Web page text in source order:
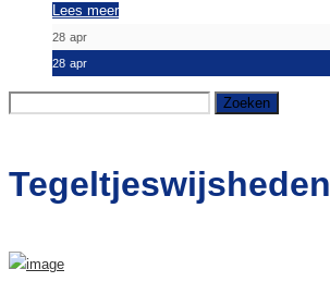
Lees meer
28 apr
28 apr
Tegeltjeswijsheden